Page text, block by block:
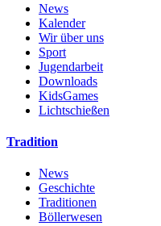
News
Kalender
Wir über uns
Sport
Jugendarbeit
Downloads
KidsGames
Lichtschießen
Tradition
News
Geschichte
Traditionen
Böllerwesen